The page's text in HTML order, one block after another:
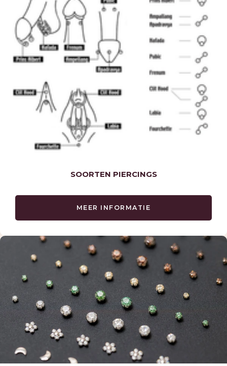
SOORTEN PIERCINGS
MEER INFORMATIE